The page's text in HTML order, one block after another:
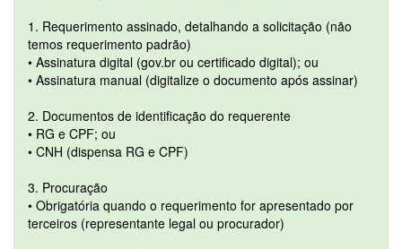
1. Requerimento assinado, detalhando a solicitação (não
temos requerimento padrão)
• Assinatura digital (gov.br ou certificado digital); ou
• Assinatura manual (digitalize o documento após assinar)
2. Documentos de identificação do requerente
• RG e CPF; ou
• CNH (dispensa RG e CPF)
3. Procuração
• Obrigatória quando o requerimento for apresentado por
terceiros (representante legal ou procurador)